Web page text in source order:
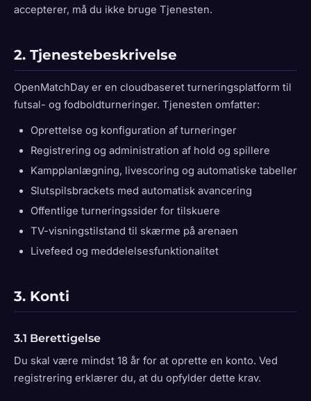
accepterer, må du ikke bruge Tjenesten.
2. Tjenestebeskrivelse
OpenMatchDay er en cloudbaseret turneringsplatform til
futsal- og fodboldturneringer. Tjenesten omfatter:
Oprettelse og konfiguration af turneringer
Registrering og administration af hold og spillere
Kampplanlægning, livescoring og automatiske tabeller
Slutspilsbrackets med automatisk avancering
Offentlige turneringssider for tilskuere
TV-visningstilstand til skærme på arenaen
Livefeed og meddelelsesfunktionalitet
3. Konti
3.1 Berettigelse
Du skal være mindst 18 år for at oprette en konto. Ved
registrering erklærer du, at du opfylder dette krav.